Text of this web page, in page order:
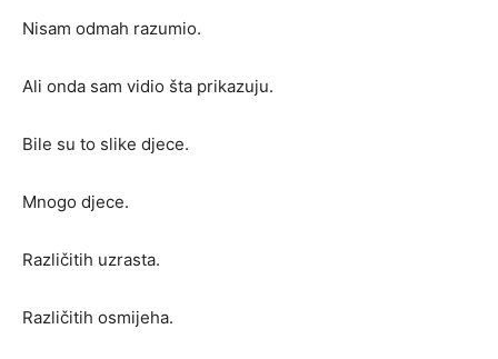
Nisam odmah razumio.
Ali onda sam vidio šta prikazuju.
Bile su to slike djece.
Mnogo djece.
Različitih uzrasta.
Različitih osmijeha.